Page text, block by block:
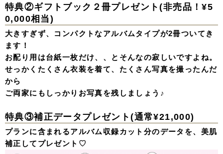
特典②ギフトブック２冊プレゼント(非売品！¥5
0,000相当)
大きすぎず、コンパクトなアルバムタイプが2冊ついてき
ます！
お配り用は台紙一枚だけ、、とそんなの寂しいですよね。
せっかくたくさん衣装を着て、たくさん写真を撮ったんだ
から
ご両家にもしっかりお写真を残しましょう♪
特典③補正データプレゼント(通常¥21,000)
プランに含まれるアルバム収録カット分のデータを、美肌
補正してプレゼント♡